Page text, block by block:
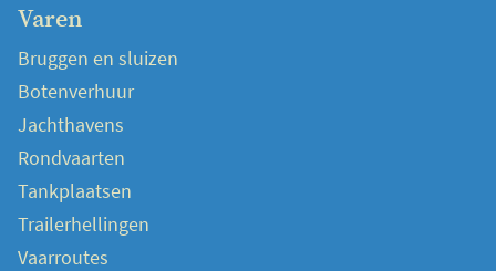
Varen
Bruggen en sluizen
Botenverhuur
Jachthavens
Rondvaarten
Tankplaatsen
Trailerhellingen
Vaarroutes